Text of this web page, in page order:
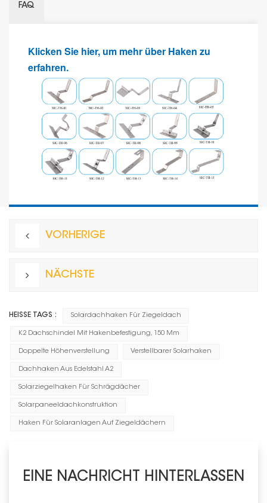
FAQ
Klicken Sie hier, um mehr über Haken zu
erfahren.
VORHERIGE
NÄCHSTE
HEISSE TAGS : Solardachhaken Für Ziegeldach
K2 Dachschindel Mit Hakenbefestigung, 150 Mm
Doppelte Höhenverstellung Verstellbarer Solarhaken
Dachhaken Aus Edelstahl A2
Solarziegelhaken Für Schrägdächer
Solarpaneeldachkonstruktion
Haken Für Solaranlagen Auf Ziegeldächern
EINE NACHRICHT HINTERLASSEN